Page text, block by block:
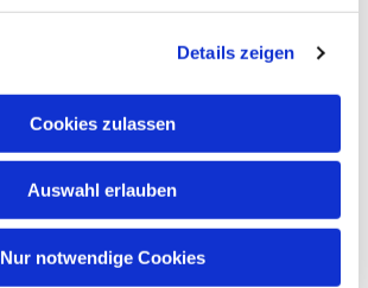
Details zeigen
Cookies zulassen
Auswahl erlauben
Nur notwendige Cookies